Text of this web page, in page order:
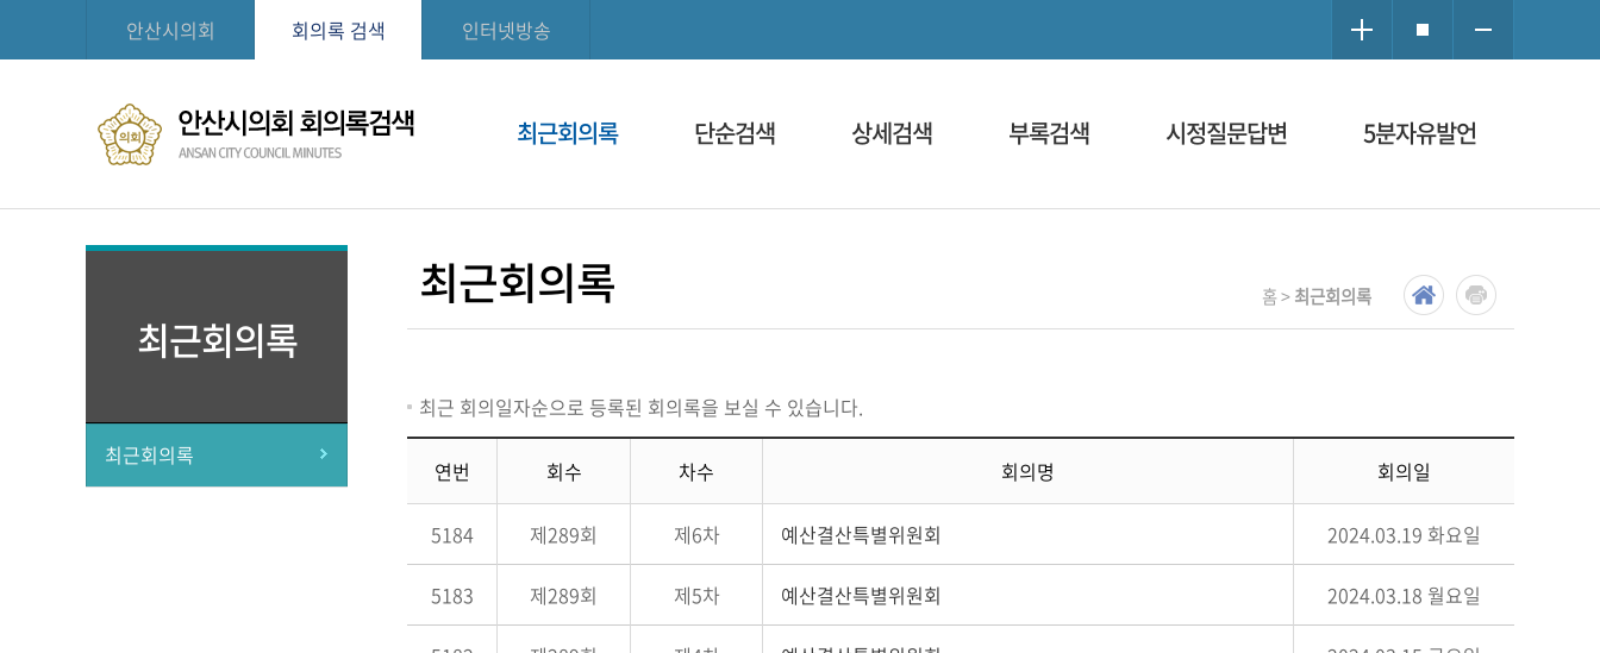
안산시의회 회의록 검색 인터넷방송
최근회의록 단순검색 상세검색 부록검색 시정질문답변 5분자유발언
최근회의록
최근회의록
홈 >최근회의록
최근회의록
최근 회의일자순으로 등록된 회의록을 보실 수 있습니다.
연번 회수 차수 회의명 회의일
5184 제289회 제6차 예산결산특별위원회 2024.03.19 화요일
5183 제289회 제5차 예산결산특별위원회 2024.03.18 월요일